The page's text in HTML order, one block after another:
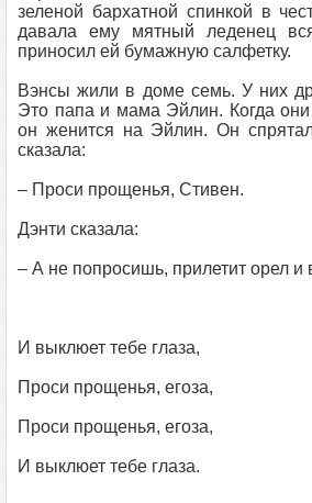
зеленой бархатной спинкой в
давала ему мятный леденец
приносил ей бумажную салфетку.
Вэнсы жили в доме семь. У них
Это папа и мама Эйлин. Когда
он женится на Эйлин. Он
сказала:
– Проси прощенья, Стивен.
Дэнти сказала:
– А не попросишь, прилетит орел и
И выклюет тебе глаза,
Проси прощенья, егоза,
Проси прощенья, егоза,
И выклюет тебе глаза.